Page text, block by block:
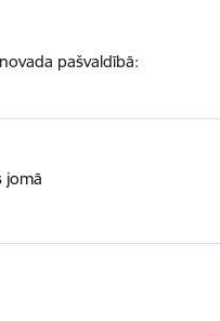
pašvaldībā:
jomā